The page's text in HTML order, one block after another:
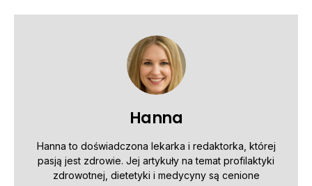
Hanna
Hanna to doświadczona lekarka i redaktorka, której
pasją jest zdrowie. Jej artykuły na temat profilaktyki
zdrowotnej, dietetyki i medycyny są cenione